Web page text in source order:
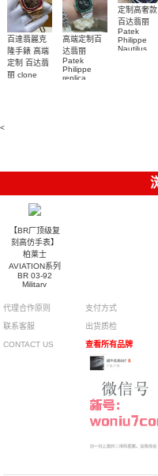
百達翡麗克
隆手錶 高端
定制 百达翡
丽 clone
高端定制百
达翡丽
Patek
Philippe
replica
定制高奢款
百达翡丽
Patek
Philippe
Nautilus
<
【BR厂顶级复
刻高仿手表】
柏莱士
AVIATION系列
BR 03-92
Military
代理合作原则
联系客服
CONTACT US
支付方式
出货质检
查看所有品牌